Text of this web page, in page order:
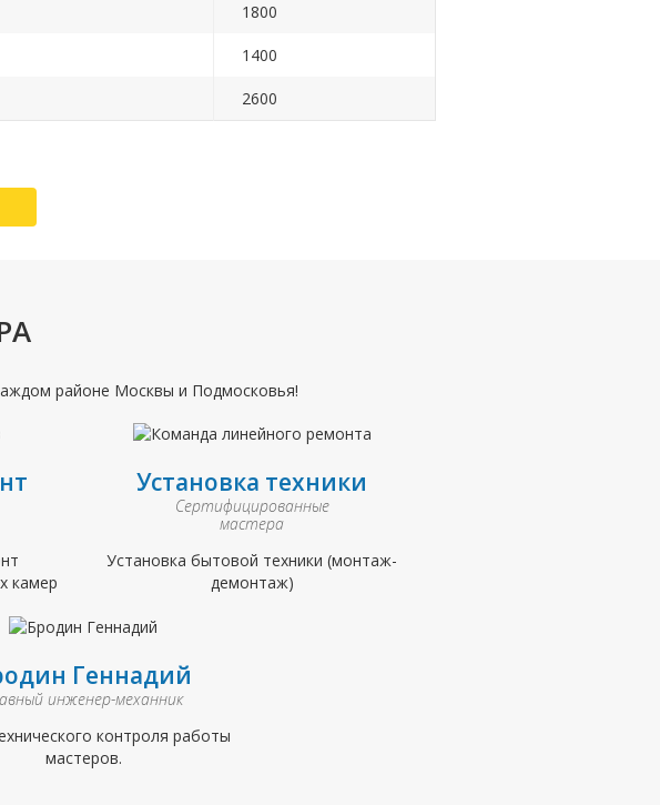
1800
1400
2600
районе Москвы и Подмосковья!
камер
Установка техники
Сертифицированные
мастера
Установка бытовой техники (монтаж-
демонтаж)
Геннадий
инженер-механник
контроля работы
мастеров.